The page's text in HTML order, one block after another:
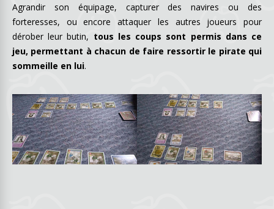
Agrandir son équipage, capturer des navires ou des
forteresses, ou encore attaquer les autres joueurs pour
dérober leur butin, tous les coups sont permis dans ce
jeu, permettant à chacun de faire ressortir le pirate qui
sommeille en lui.